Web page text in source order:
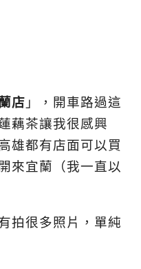
店 」，開車路過這
藕茶讓我很感興
雄都有店面可以買
來宜蘭（我一直以
拍很多照片，單純